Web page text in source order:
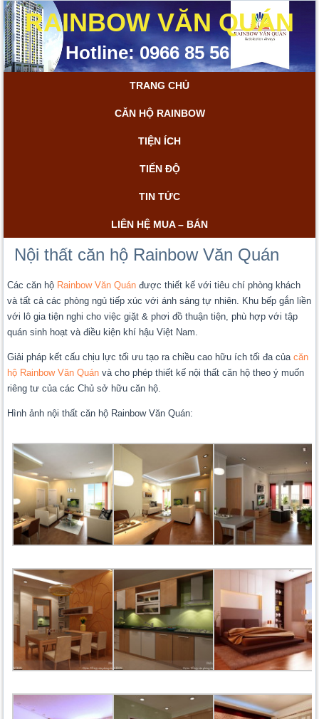
RAINBOW VĂN QUÁN
Hotline: 0966 85 56 85
TRANG CHỦ
CĂN HỘ RAINBOW
TIỆN ÍCH
TIẾN ĐỘ
TIN TỨC
LIÊN HỆ MUA – BÁN
Nội thất căn hộ Rainbow Văn Quán
Các căn hộ Rainbow Văn Quán được thiết kế với tiêu chí phòng khách
và tất cả các phòng ngủ tiếp xúc với ánh sáng tự nhiên. Khu bếp gắn liền
với lô gia tiện nghi cho việc giặt & phơi đồ thuận tiện, phù hợp với tập
quán sinh hoạt và điều kiện khí hậu Việt Nam.
Giải pháp kết cấu chịu lực tối ưu tạo ra chiều cao hữu ích tối đa củacăn
hộ Rainbow Văn Quán và cho phép thiết kế nội thất căn hộ theo ý muốn
riêng tư của các Chủ sở hữu căn hộ.
Hình ảnh nội thất căn hộ Rainbow Văn Quán: